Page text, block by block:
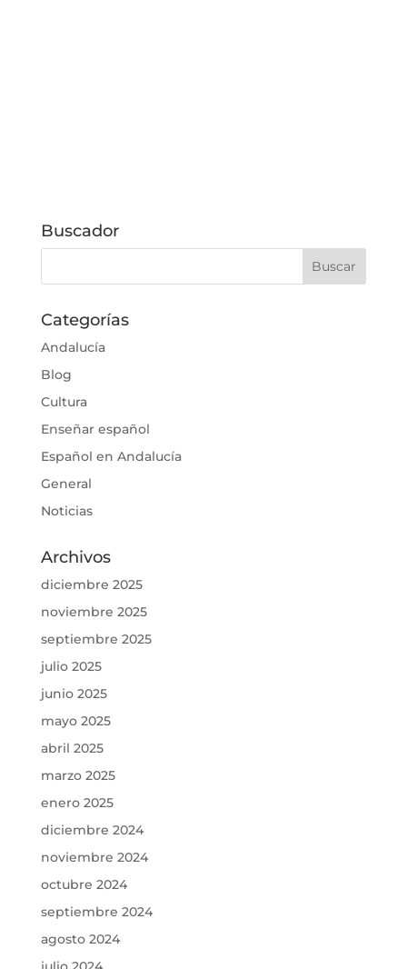
Buscador
Categorías
Andalucía
Blog
Cultura
Enseñar español
Español en Andalucía
General
Noticias
Archivos
diciembre 2025
noviembre 2025
septiembre 2025
julio 2025
junio 2025
mayo 2025
abril 2025
marzo 2025
enero 2025
diciembre 2024
noviembre 2024
octubre 2024
septiembre 2024
agosto 2024